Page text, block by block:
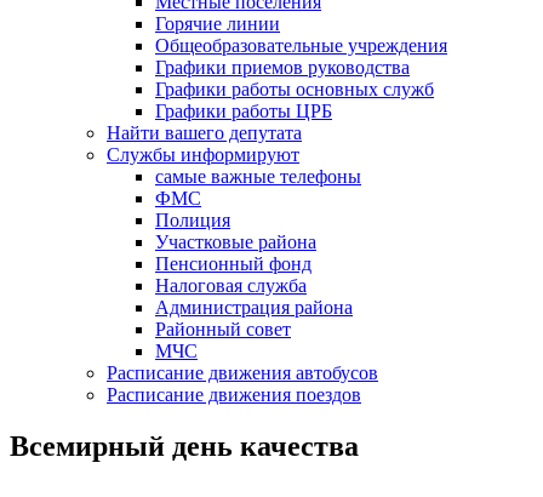
Горячие линии
Общеобразовательные учреждения
Графики приемов руководства
Графики работы основных служб
Графики работы ЦРБ
Найти вашего депутата
Службы информируют
самые важные телефоны
ФМС
Полиция
Участковые района
Пенсионный фонд
Налоговая служба
Администрация района
Районный совет
МЧС
Расписание движения автобусов
Расписание движения поездов
Всемирный день качества